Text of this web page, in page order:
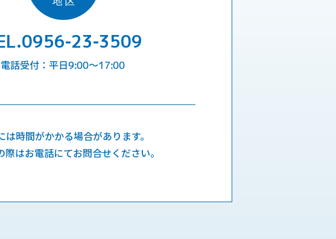
23-3509
電話受付：平日9:00〜17:00
は時間がかかる場合があります。
際はお電話にてお問合せください。